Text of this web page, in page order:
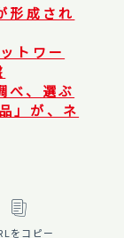
形成され
トワー
べ、選ぶ
」が、ネ
をコピー